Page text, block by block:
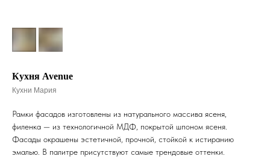
Кухня Avenue
Кухни Мария
Рамки фасадов изготовлены из натурального массива ясеня,
филенка — из технологичной МДФ, покрытой шпоном ясеня.
Фасады окрашены эстетичной, прочной, стойкой к истиранию
эмалью. В палитре присутствуют самые трендовые оттенки.